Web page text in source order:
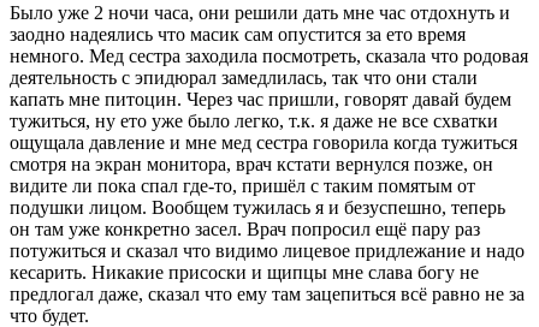
Было уже 2 ночи часа, они решили дать мне час отдохнуть и
заодно надеялись что масик сам опустится за ето время
немного. Мед сестра заходила посмотреть, сказала что родовая
деятельность с эпидюрал замедлилась, так что они стали
капать мне питоцин. Через час пришли, говорят давай будем
тужиться, ну ето уже было легко, т.к. я даже не все схватки
ощущала давление и мне мед сестра говорила когда тужиться
смотря на экран монитора, врач кстати вернулся позже, он
видите ли пока спал где-то, пришёл с таким помятым от
подушки лицом. Вообщем тужилась я и безуспешно, теперь
он там уже конкретно засел. Врач попросил ещё пару раз
потужиться и сказал что видимо лицевое придлежание и надо
кесарить. Никакие присоски и щипцы мне слава богу не
предлогал даже, сказал что ему там зацепиться всё равно не за
что будет.